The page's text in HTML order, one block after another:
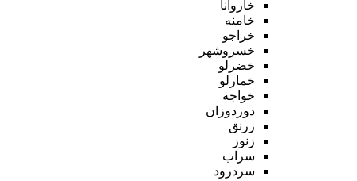
خاروانا
خامنه
خراجو
خسروشهر
خضرلو
خمارلو
خواجه
دوزدوزان
زرنق
زنوز
سراب
سردرود